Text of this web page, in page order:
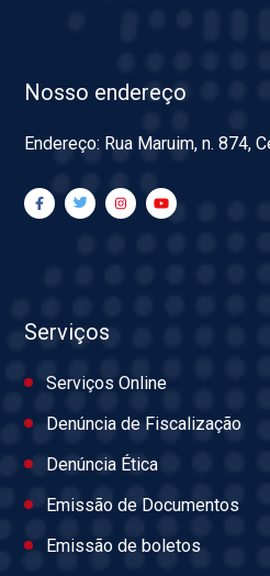
Nosso endereço
Endereço: Rua Maruim, n. 874,
Serviços
Serviços Online
Denúncia de Fiscalização
Denúncia Ética
Emissão de Documentos
Emissão de boletos